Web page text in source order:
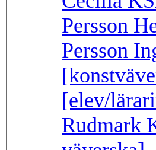
Persson
Persson
[elev/
Rudmark